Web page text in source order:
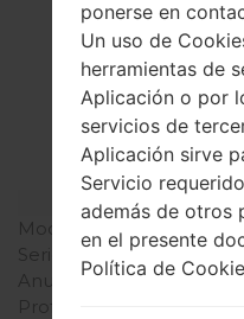
La
akaLG
Modelo y
Modelo
Serie
Anunciado
Profundidad
ponerse en
Un uso de
herramientas de
Aplicación o por
servicios de
Aplicación sirve
Servicio
además de otros
en el presente
Política de